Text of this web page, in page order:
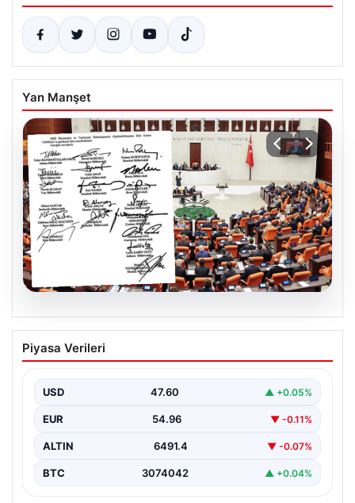
Yan Manşet
05.08.2026
Terörle Mücadelede Tarihi Adım: Yeni
Çerçeve Yasa Teklifi TBMM’ye Sunuldu
güçlendirmeye yönelik kapsamlı bir hukuki altyapı
oluşturmak…
Piyasa Verileri
USD 47.60 ▲ +0.05%
EUR 54.96 ▼ -0.11%
ALTIN 6491.4 ▼ -0.07%
BTC 3074042 ▲ +0.04%